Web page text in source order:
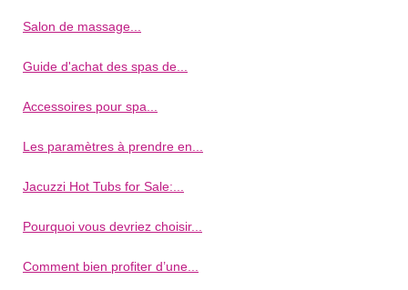
Salon de massage...
Guide d'achat des spas de...
Accessoires pour spa...
Les paramètres à prendre en...
Jacuzzi Hot Tubs for Sale:...
Pourquoi vous devriez choisir...
Comment bien profiter d’une...